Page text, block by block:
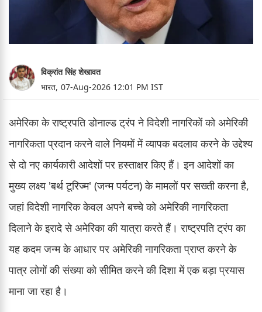
विक्रांत सिंह शेखावत
भारत, 07-Aug-2026 12:01 PM IST
अमेरिका के राष्ट्रपति डोनाल्ड ट्रंप ने विदेशी नागरिकों को अमेरिकी
नागरिकता प्रदान करने वाले नियमों में व्यापक बदलाव करने के उद्देश्य
से दो नए कार्यकारी आदेशों पर हस्ताक्षर किए हैं। इन आदेशों का
मुख्य लक्ष्य 'बर्थ टूरिज्म' (जन्म पर्यटन) के मामलों पर सख्ती करना है,
जहां विदेशी नागरिक केवल अपने बच्चे को अमेरिकी नागरिकता
दिलाने के इरादे से अमेरिका की यात्रा करते हैं। राष्ट्रपति ट्रंप का
यह कदम जन्म के आधार पर अमेरिकी नागरिकता प्राप्त करने के
पात्र लोगों की संख्या को सीमित करने की दिशा में एक बड़ा प्रयास
माना जा रहा है।